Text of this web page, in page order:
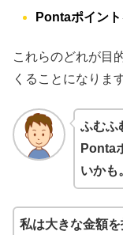
Pontaポイン
これらのどれが目
くることになります
ふむふ
Ponta
いかも
私は大きな金額